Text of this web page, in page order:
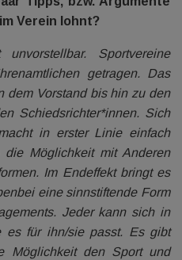
Verein lohnt?
Sportvereine
getragen. Das
dem Vorstand bis hin zu den
Schiedsrichter*innen. Sich
in erster Linie einfach
Möglichkeit mit Anderen
Im Endeffekt bringt es
eine sinnstiftende Form
Jeder kann sich in
es für ihn/sie passt. Es gibt
Möglichkeit den Sport und